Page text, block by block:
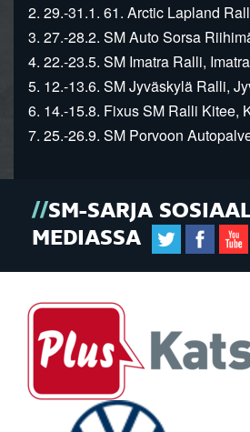
2. 29.-31.1. 61. Arctic Lapland
3. 27.-28.2. SM Auto Sorsa
4. 22.-23.5. SM Imatra Ralli, Imatra
5. 12.-13.6. SM Jyväskylä Ralli,
6. 14.-15.8. Fixus SM Ralli Kitee,
7. 25.-26.9. SM Porvoon
SM-SARJA
MEDIASSA